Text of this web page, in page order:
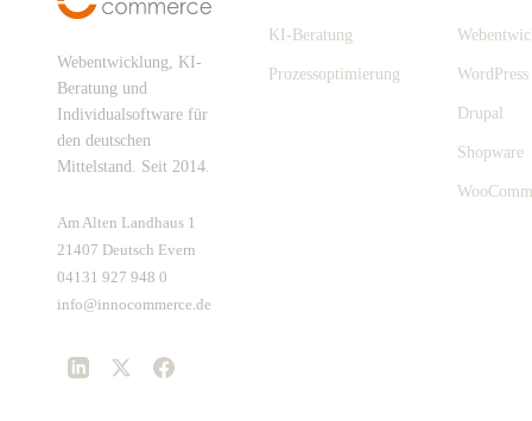
Webentwicklung, KI-
Beratung und
Individualsoftware für
den deutschen
Mittelstand. Seit 2014.
Am Alten Landhaus 1
21407 Deutsch Evern
04131 927 948 0
info@innocommerce.de
KI-Beratung
Prozessoptimierung WordPress
Drupal
Shopware